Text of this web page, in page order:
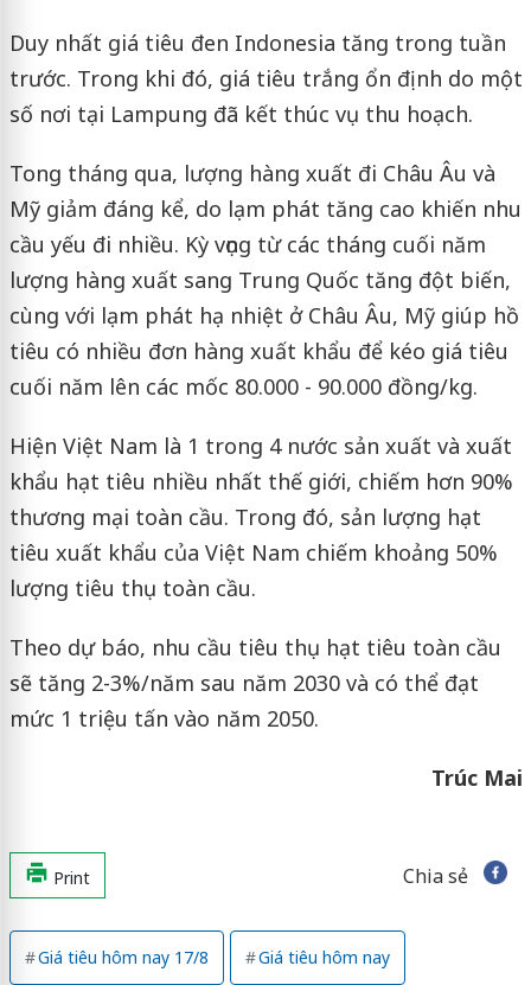
Duy nhất giá tiêu đen Indonesia tăng trong tuần
trước. Trong khi đó, giá tiêu trắng ổn định do một
số nơi tại Lampung đã kết thúc vụ thu hoạch.
Tong tháng qua, lượng hàng xuất đi Châu Âu và
Mỹ giảm đáng kể, do lạm phát tăng cao khiến nhu
cầu yếu đi nhiều. Kỳ vọng từ các tháng cuối năm
lượng hàng xuất sang Trung Quốc tăng đột biến,
cùng với lạm phát hạ nhiệt ở Châu Âu, Mỹ giúp hồ
tiêu có nhiều đơn hàng xuất khẩu để kéo giá tiêu
cuối năm lên các mốc 80.000 - 90.000 đồng/kg.
Hiện Việt Nam là 1 trong 4 nước sản xuất và xuất
khẩu hạt tiêu nhiều nhất thế giới, chiếm hơn 90%
thương mại toàn cầu. Trong đó, sản lượng hạt
tiêu xuất khẩu của Việt Nam chiếm khoảng 50%
lượng tiêu thụ toàn cầu.
Theo dự báo, nhu cầu tiêu thụ hạt tiêu toàn cầu
sẽ tăng 2-3%/năm sau năm 2030 và có thể đạt
mức 1 triệu tấn vào năm 2050.
Trúc Mai
Print Chia sẻ
Giá tiêu hôm nay 17/8 Giá tiêu hôm nay